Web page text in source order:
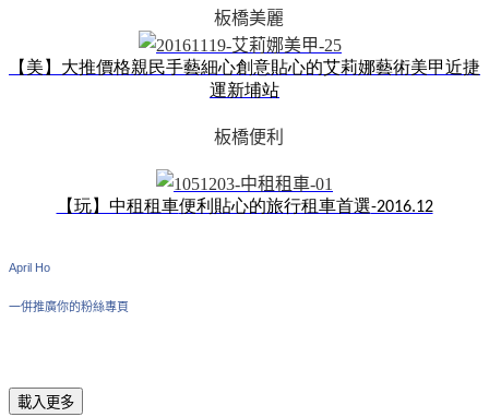
板橋美麗
【美】大推價格親民手藝細心創意貼心的艾莉娜藝術美甲近捷
運新埔站
板橋便利
【玩】中租租車便利貼心的旅行租車首選-2016.12
April Ho
一併推廣你的粉絲專頁
載入更多